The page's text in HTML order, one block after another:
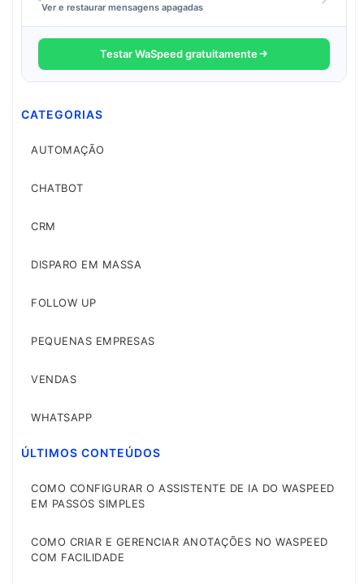
Ver e restaurar mensagens apagadas
Testar WaSpeed gratuitamente
CATEGORIAS
AUTOMAÇÃO
CHATBOT
CRM
DISPARO EM MASSA
FOLLOW UP
PEQUENAS EMPRESAS
VENDAS
WHATSAPP
ÚLTIMOS CONTEÚDOS
COMO CONFIGURAR O ASSISTENTE DE IA DO WASPEED
EM PASSOS SIMPLES
COMO CRIAR E GERENCIAR ANOTAÇÕES NO WASPEED
COM FACILIDADE